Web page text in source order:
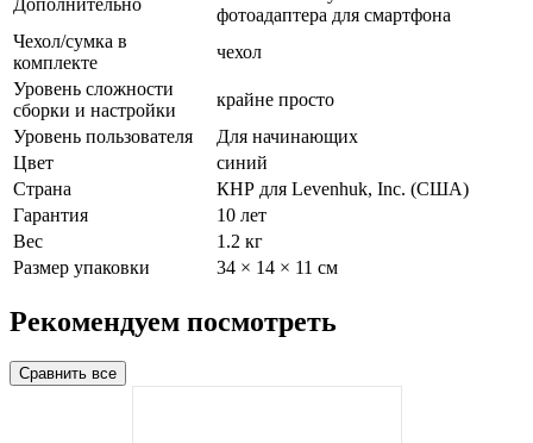
фотоадаптера для смартфона
Чехол/сумка в
комплекте
чехол
Уровень сложности
сборки и настройки
крайне просто
Уровень пользователя
Для начинающих
Цвет
синий
Страна
КНР для Levenhuk, Inc. (США)
Гарантия
10 лет
Вес
1.2 кг
Размер упаковки
34 × 14 × 11 см
Рекомендуем посмотреть